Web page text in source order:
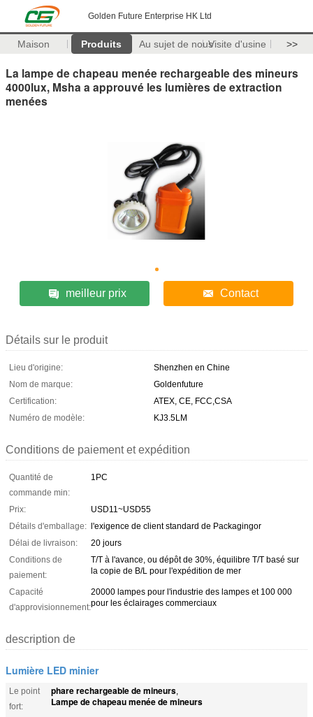
Golden Future Enterprise HK Ltd
Maison Produits Au sujet de nousVisite d'usine >>
La lampe de chapeau menée rechargeable des mineurs
4000lux, Msha a approuvé les lumières de extraction
menées
meilleur prix Contact
Détails sur le produit
Lieu d'origine:
Shenzhen en Chine
Nom de marque:
Goldenfuture
Certification:
ATEX, CE, FCC,CSA
Numéro de modèle:
KJ3.5LM
Conditions de paiement et expédition
Quantité de
commande min:
1PC
Prix:
USD11~USD55
Détails d'emballage: l'exigence de client standard de Packagingor
Délai de livraison:
20 jours
Conditions de
paiement:
T/T à l'avance, ou dépôt de 30%, équilibre T/T basé sur
la copie de B/L pour l'expédition de mer
Capacité
d'approvisionnement:
20000 lampes pour l'industrie des lampes et 100 000
pour les éclairages commerciaux
description de
Lumière LED minier
Le point
fort:
phare rechargeable de mineurs,
Lampe de chapeau menée de mineurs